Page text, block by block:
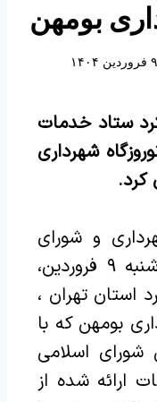
بومهن
۹ فروردین ۱۴۰۴
ستاد خدمات
شهرداری
و شورای
اسلامی بومهن، عصر امروز شنبه ۹ فروردین،
استان تهران ،
بومهن که با
اسلامی
ارائه شده از